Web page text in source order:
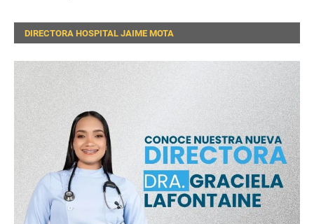
DIRECTORA HOSPITAL JAIME MOTA